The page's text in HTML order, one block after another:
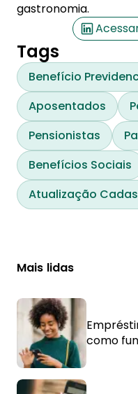
gastronomia.
Tags
Benefício
Aposentados
Pensionistas
Benefícios Sociais
Atualização
Mais lidas
como